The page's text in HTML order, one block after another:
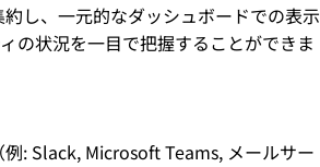
し、一元的なダッシュボードでの表示
の状況を一目で把握することができま
: Slack, Microsoft Teams, メールサー